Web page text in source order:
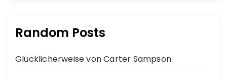
Random Posts
Glücklicherweise von Carter Sampson